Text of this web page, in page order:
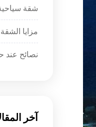
شقة
مزايا
نصائح
آخر